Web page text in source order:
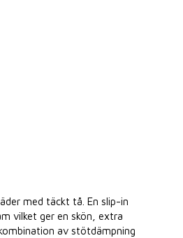
med täckt tå. En slip-in
vilket ger en skön, extra
av stötdämpning